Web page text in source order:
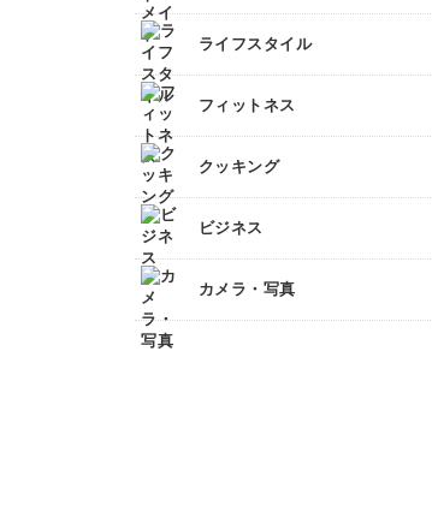
アロマキャンドル
サシェ
ペーパーアート
切り絵
ラッピング
折り紙
カルトナージュ
すべて
石鹸作り
羊毛フェルト
カービング
つまみ細工
水引
レザークラフト
消しゴムはんこ
クラフト
ライフスタイル
すべて
整理収納・片付け
多肉植物
占い
金継ぎ
フラワーアレンジメント
手帳・ノート
アロマ・ハーブ
フィットネス
すべて
フィットネス
ダンス
ピラティス
ヨガ
クッキング
すべて
アイシングクッキー
パン
洋菓子
ビジネス
すべて
マネー
ブランディング
カメラ・写真
すべて